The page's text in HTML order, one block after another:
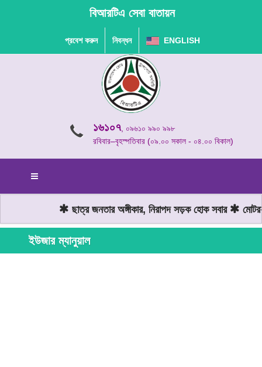
বিআরটিএ সেবা বাতায়ন
প্রবেশ করুন নিবন্ধন ENGLISH
১৬১০৭, ০৯৬১০ ৯৯০ ৯৯৮
রবিবার–বৃহস্পতিবার (০৯.০০ সকাল - ০৪.০০ বিকাল)
ছাত্র জনতার অঙ্গীকার, নিরাপদ সড়ক হোক সবার
ইউজার ম্যানুয়াল